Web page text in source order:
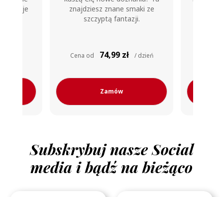
ze
smaczne bestsellery Maczfit.
Cena od 80,99 zł / dzień
Zamów
Subskrybuj nasze Social
media i bądź na bieżąco